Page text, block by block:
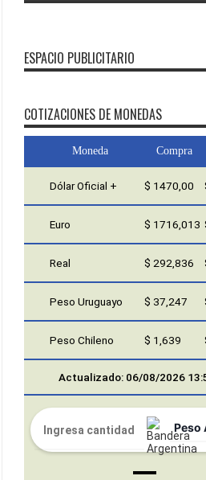
ESPACIO PUBLICITARIO
FMDOS
COTIZACIONES DE MONEDAS
Moneda Compra
Dólar Oficial + $ 1470,00
Euro $ 1716,013
Real $ 292,836
Peso Uruguayo $ 37,247
Peso Chileno $ 1,639
Actualizado: 06/08/2026